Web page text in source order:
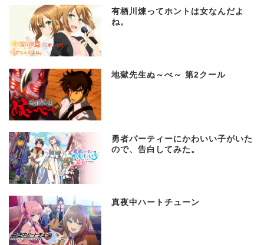
有栖川煉ってホントは女なんだよ
ね。
地獄先生ぬ～べ～ 第2クール
勇者パーティーにかわいい子がいた
ので、告白してみた。
真夜中ハートチューン